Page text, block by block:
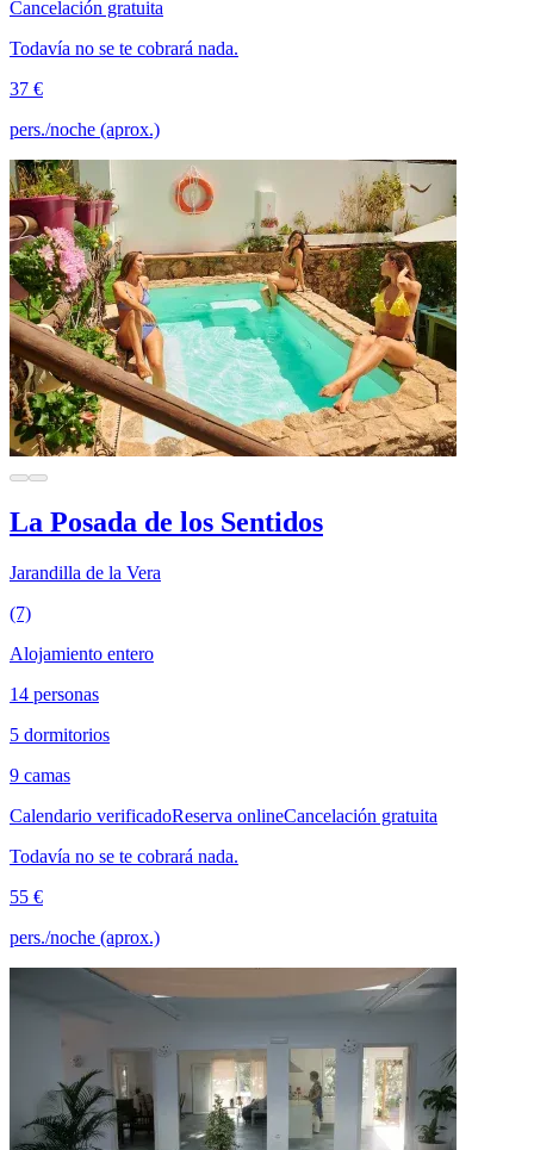
Cancelación gratuita
Todavía no se te cobrará nada.
37 €
pers./noche (aprox.)
La Posada de los Sentidos
Jarandilla de la Vera
(7)
Alojamiento entero
14 personas
5 dormitorios
9 camas
Calendario verificadoReserva onlineCancelación gratuita
Todavía no se te cobrará nada.
55 €
pers./noche (aprox.)